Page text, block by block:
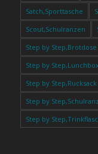
Satch,Sporttasche
Scout,Schulranzen
Step by Step,Brotdose
Step by Step,Lunchbox
Step by Step,Rucksack
Step by
Step by